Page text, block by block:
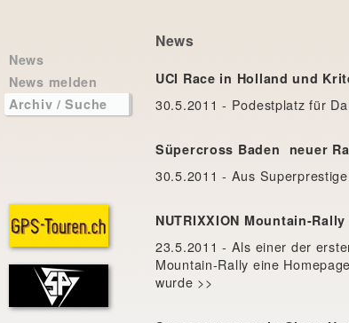
News
News melden
Archiv / Suche
News
UCI Race in Holland und
30.5.2011 - Podestplatz für
Süpercross Baden  neuer
30.5.2011 - Aus
NUTRIXXION Mountain-
23.5.2011 - Als einer der
Mountain-Rally eine
wurde >>